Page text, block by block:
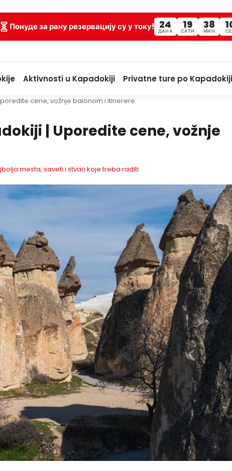
Понуде за рану резервацију су у току! 24
ДАНА
19
САТИ
38
МИН
Aktivnosti u Kapadokiji Privatne ture po Kapadokiji
cene, vožnje balonom i itinerere
| Uporedite cene, vožnje
mesta, saveti i stvari koje treba raditi